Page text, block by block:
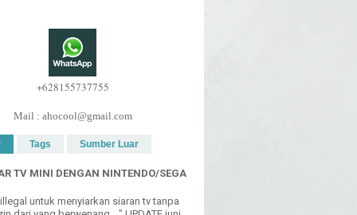
+628155737755
Mail : ahocool@gmail.com
Tags Sumber Luar
TV MINI DENGAN NINTENDO/SEGA
untuk menyiarkan siaran tv tanpa